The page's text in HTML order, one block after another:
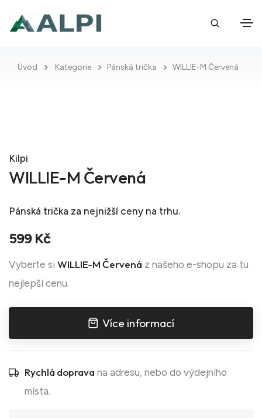
Úvod Kategorie Pánská trička WILLIE-M Červená
Kilpi
WILLIE-M Červená
Pánská trička za nejnižší ceny na trhu.
599 Kč
Vyberte si WILLIE-M Červená z našeho e-shopu za tu
nejlepší cenu.
Více informací
Rychlá doprava na adresu, nebo do výdejního
místa.